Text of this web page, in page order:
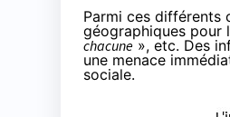
Parmi ces différents
géographiques pour
chacune», etc. Des
une menace
sociale.